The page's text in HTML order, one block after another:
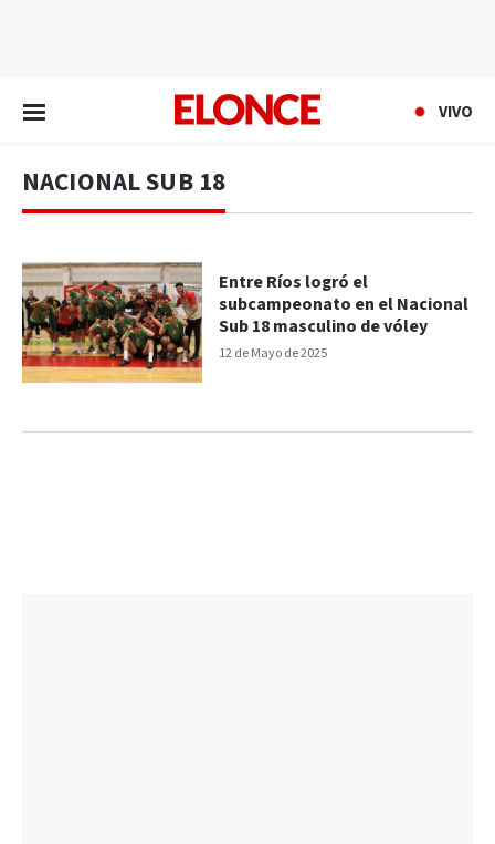
VIVO
NACIONAL SUB 18
12 de Mayo de 2025
Entre Ríos logró el
subcampeonato en el Nacional
Sub 18 masculino de vóley